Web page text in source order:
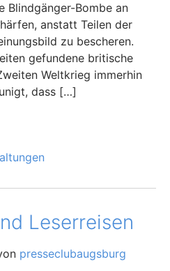
Blindgänger-Bombe an
anstatt Teilen der
zu bescheren.
gefundene britische
Weltkrieg immerhin
dass […]
Leserreisen
presseclubaugsburg